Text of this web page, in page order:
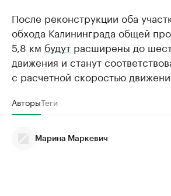
После реконструкции оба
обхода Калининграда общей
5,8 км будут расширены до
движения и станут
с расчетной скоростью
АвторыТеги
Марина Маркевич